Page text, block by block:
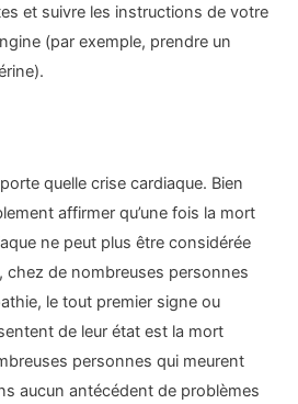
et suivre les instructions de votre
(par exemple, prendre un
quelle crise cardiaque. Bien
affirmer qu’une fois la mort
ne peut plus être considérée
chez de nombreuses personnes
le tout premier signe ou
de leur état est la mort
personnes qui meurent
aucun antécédent de problèmes